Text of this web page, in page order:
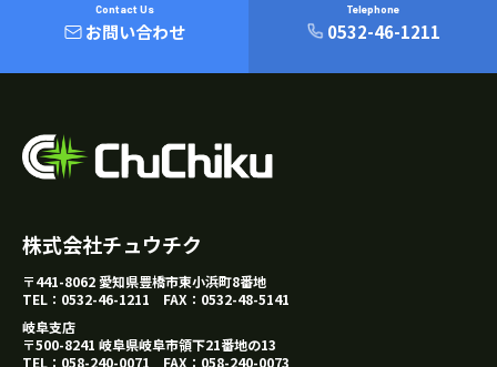
Contact Us
お問い合わせ
Telephone
0532-46-1211
株式会社チュウチク
〒441-8062 愛知県豊橋市東小浜町8番地
TEL： 0532-46-1211 FAX：0532-48-5141
岐阜支店
〒500-8241 岐阜県岐阜市領下21番地の13
TEL： 058-240-0071 FAX：058-240-0073